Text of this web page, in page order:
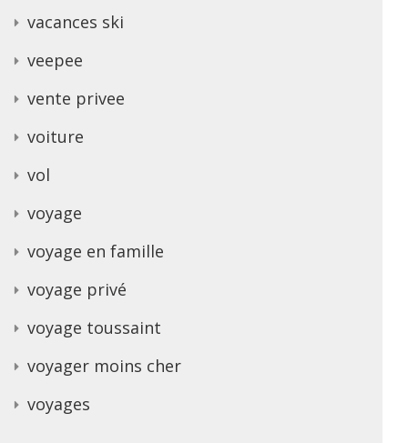
vacances ski
veepee
vente privee
voiture
vol
voyage
voyage en famille
voyage privé
voyage toussaint
voyager moins cher
voyages